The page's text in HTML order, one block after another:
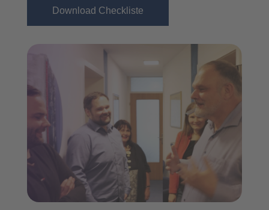
Down­load Check­lis­te